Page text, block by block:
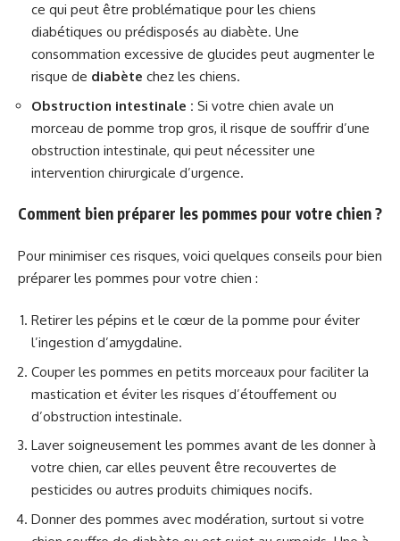
ce qui peut être problématique pour les chiens
diabétiques ou prédisposés au diabète. Une
consommation excessive de glucides peut augmenter le
risque de diabète chez les chiens.
Obstruction intestinale : Si votre chien avale un
morceau de pomme trop gros, il risque de souffrir d’une
obstruction intestinale, qui peut nécessiter une
intervention chirurgicale d’urgence.
Comment bien préparer les pommes pour votre chien ?
Pour minimiser ces risques, voici quelques conseils pour bien
préparer les pommes pour votre chien :
Retirer les pépins et le cœur de la pomme pour éviter
l’ingestion d’amygdaline.
Couper les pommes en petits morceaux pour faciliter la
mastication et éviter les risques d’étouffement ou
d’obstruction intestinale.
Laver soigneusement les pommes avant de les donner à
votre chien, car elles peuvent être recouvertes de
pesticides ou autres produits chimiques nocifs.
Donner des pommes avec modération, surtout si votre